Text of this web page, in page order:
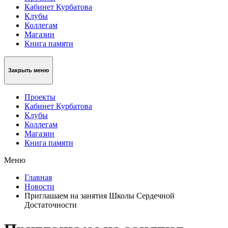
Кабинет Курбатова
Клубы
Коллегам
Магазин
Книга памяти
Закрыть меню
Проекты
Кабинет Курбатова
Клубы
Коллегам
Магазин
Книга памяти
Меню
Главная
Новости
Приглашаем на занятия Школы Сердечной
Достаточности